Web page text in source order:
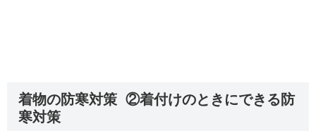
着物の防寒対策 ②着付けのときにできる防
寒対策